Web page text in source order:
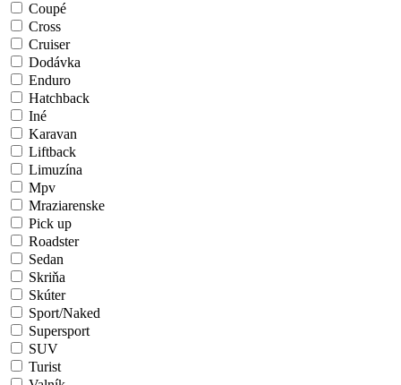
Coupé
Cross
Cruiser
Dodávka
Enduro
Hatchback
Iné
Karavan
Liftback
Limuzína
Mpv
Mraziarenske
Pick up
Roadster
Sedan
Skriňa
Skúter
Sport/Naked
Supersport
SUV
Turist